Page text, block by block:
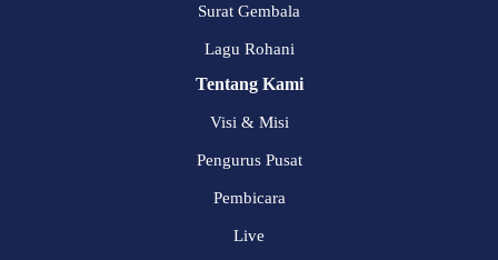
Surat Gembala
Lagu Rohani
Tentang Kami
Visi & Misi
Pengurus Pusat
Pembicara
Live